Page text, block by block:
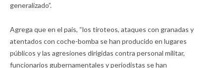
generalizado”.
Agrega que en el país, “los tiroteos, ataques con granadas y
atentados con coche-bomba se han producido en lugares
públicos y las agresiones dirigidas contra personal militar,
funcionarios gubernamentales y periodistas se han